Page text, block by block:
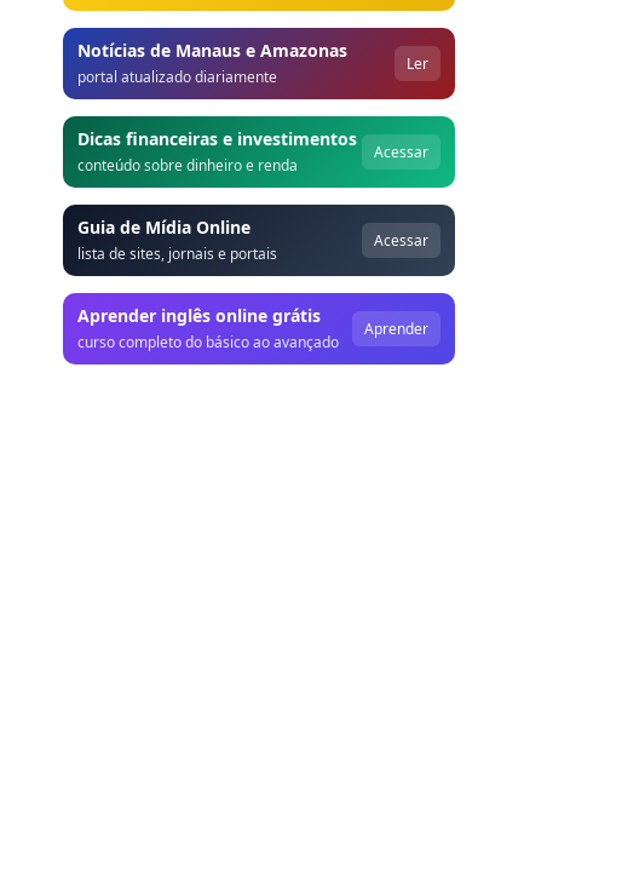
Notícias de Manaus e Amazonas
portal atualizado diariamente
Ler
Dicas financeiras e investimentos
conteúdo sobre dinheiro e renda
Acessar
Guia de Mídia Online
lista de sites, jornais e portais
Acessar
Aprender inglês online grátis
curso completo do básico ao avançado
Aprender